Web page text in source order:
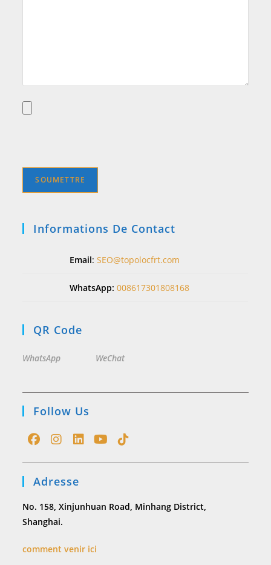
Informations De Contact
Email:SEO@topolocfrt.com
WhatsApp:008617301808168
QR Code
WhatsApp WeChat
Follow Us
new
tab
a
new
tab
a
new
new new
Adresse
No. 158, Xinjunhuan Road, Minhang District,
Shanghai.
comment venir ici